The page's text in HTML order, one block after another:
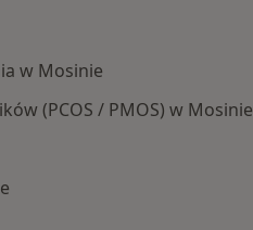
w Mosinie
(PCOS / PMOS) w Mosinie